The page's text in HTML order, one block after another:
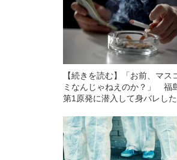
【続きを読む】「お前、マス
ミなんじゃねえのか？」 福
第1原発に潜入して身バレし